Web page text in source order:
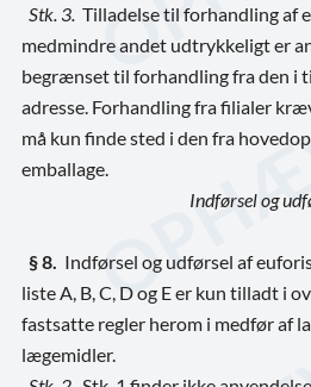
Stk. 3. Tilladelse til forhandling af
medmindre andet udtrykkeligt er
begrænset til forhandling fra den i
adresse. Forhandling fra filialer
må kun finde sted i den fra
emballage.
Indførsel og
§ 8. Indførsel og udførsel af
liste A, B, C, D og E er kun tilladt i
fastsatte regler herom i medfør af
lægemidler.